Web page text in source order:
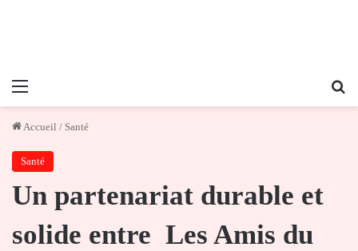
Menu
Accueil / Santé
Santé
Un partenariat durable et
solide entre Les Amis du